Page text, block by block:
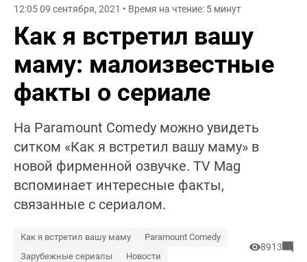
12:05 09 сентября, 2021 • Время на чтение: 5 минут
Как я встретил вашу
маму: малоизвестные
факты о сериале
На Paramount Comedy можно увидеть
ситком «Как я встретил вашу маму» в
новой фирменной озвучке. TV Mag
вспоминает интересные факты,
связанные с сериалом.
Как я встретил вашу маму
Paramount Comedy
Зарубежные сериалы
Новости
8913